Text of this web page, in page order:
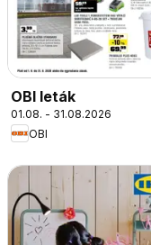
OBI leták
01.08. - 31.08.2026
OBI